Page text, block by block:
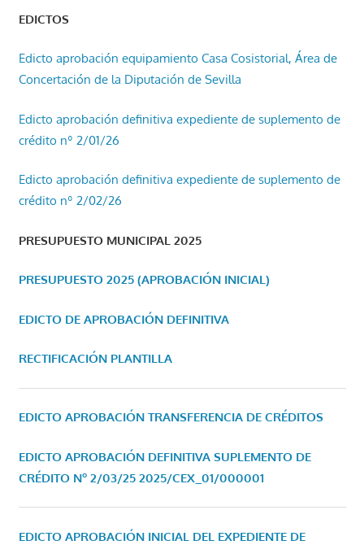
EDICTOS
Edicto aprobación equipamiento Casa Cosistorial, Área de
Concertación de la Diputación de Sevilla
Edicto aprobación definitiva expediente de suplemento de
crédito nº 2/01/26
Edicto aprobación definitiva expediente de suplemento de
crédito nº 2/02/26
PRESUPUESTO MUNICIPAL 2025
PRESUPUESTO 2025 (APROBACIÓN INICIAL)
EDICTO DE APROBACIÓN DEFINITIVA
RECTIFICACIÓN PLANTILLA
EDICTO APROBACIÓN TRANSFERENCIA DE CRÉDITOS
EDICTO APROBACIÓN DEFINITIVA SUPLEMENTO DE
CRÉDITO Nº 2/03/25 2025/CEX_01/000001
EDICTO APROBACIÓN INICIAL DEL EXPEDIENTE DE